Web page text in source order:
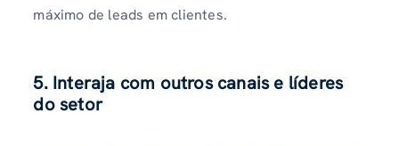
máximo de leads em clientes.
5. Interaja com outros canais e líderes
do setor